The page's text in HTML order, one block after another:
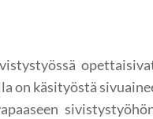
on käsityöstä